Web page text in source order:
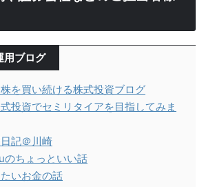
用ブログ
を買い続ける株式投資ブログ
投資でセミリタイアを目指してみま
記＠川崎
のちょっといい話
いお金の話